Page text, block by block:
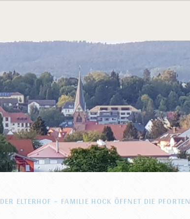
DER ELTERHOF – FAMILIE HOCK ÖFFNET DIE PFORTEN